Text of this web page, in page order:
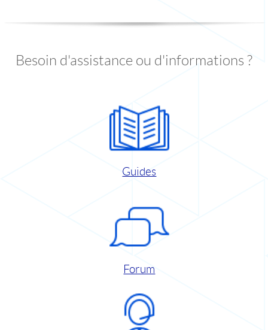
Besoin d'assistance ou d'informations ?
Guides
Forum